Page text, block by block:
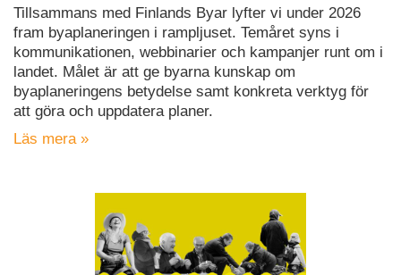
Tillsammans med Finlands Byar lyfter vi under 2026
fram byaplaneringen i rampljuset. Temåret syns i
kommunikationen, webbinarier och kampanjer runt om i
landet. Målet är att ge byarna kunskap om
byaplaneringens betydelse samt konkreta verktyg för
att göra och uppdatera planer.
Läs mera »